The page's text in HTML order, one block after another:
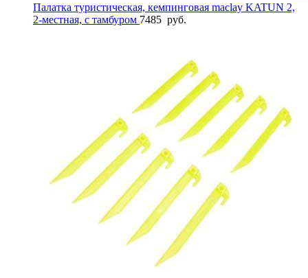
Палатка туристическая, кемпинговая maclay KATUN 2,
2-местная, с тамбуром 7485 руб.